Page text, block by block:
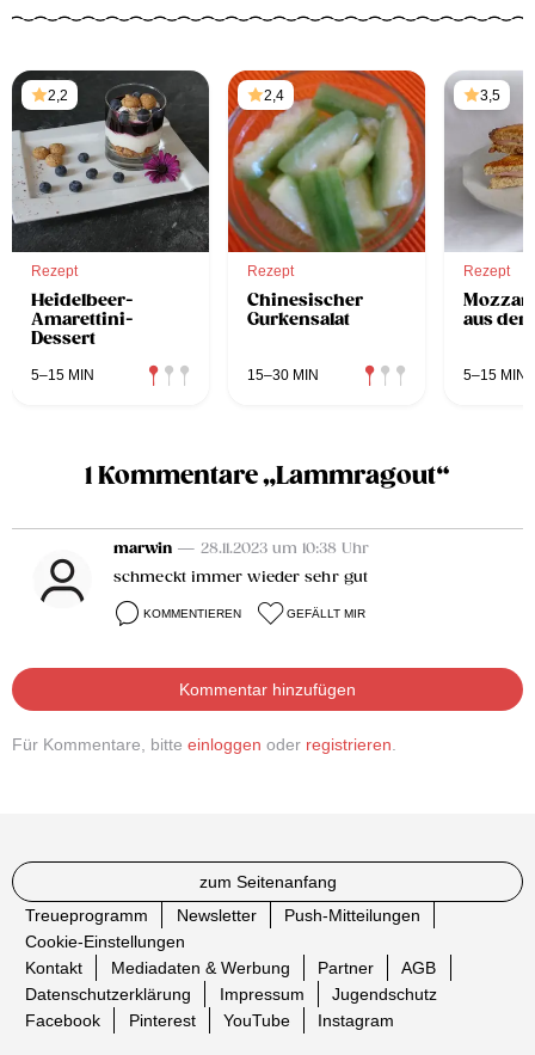
2,2
Rezept
Heidelbeer-
Amarettini-
Dessert
5–15 MIN
2,4
Rezept
Chinesischer
Gurkensalat
15–30 MIN
3,5
Rezept
aus der
5–15 MIN
1 Kommentare „Lammragout“
marwin — 28.11.2023 um 10:38 Uhr
schmeckt immer wieder sehr gut
KOMMENTIEREN GEFÄLLT MIR
Kommentar hinzufügen
Für Kommentare, bitte einloggen oder registrieren.
zum Seitenanfang
Treueprogramm
Newsletter
Push-Mitteilungen
Cookie-Einstellungen
Kontakt
Mediadaten & Werbung Partner
AGB
Datenschutzerklärung
Impressum
Jugendschutz
Facebook
Pinterest YouTube Instagram